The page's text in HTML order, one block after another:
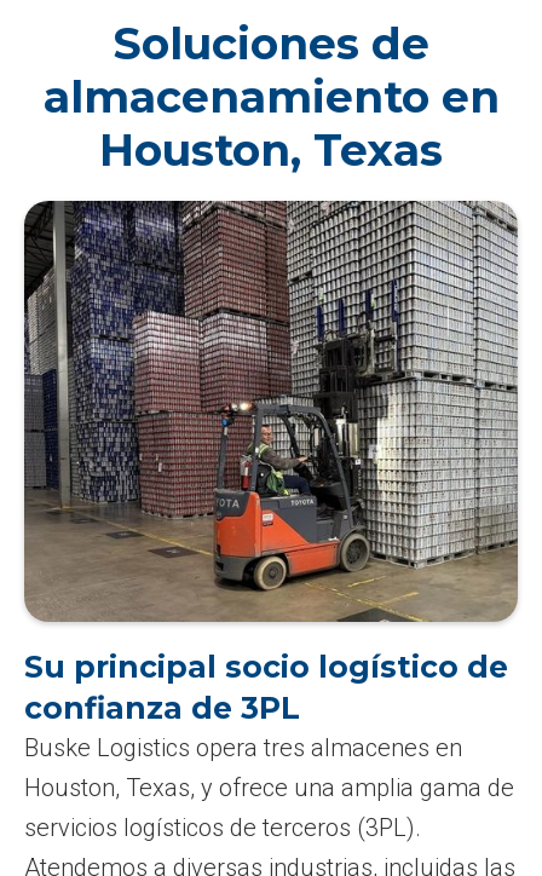
Soluciones de
almacenamiento en
Houston, Texas
Su principal socio logístico de
confianza de 3PL
Buske Logistics opera tres almacenes en
Houston, Texas, y ofrece una amplia gama de
servicios logísticos de terceros (3PL).
Atendemos a diversas industrias, incluidas las